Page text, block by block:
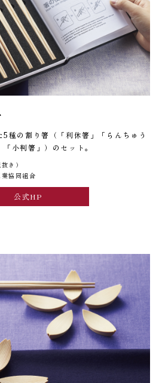
種の割り箸（「利休箸」「らんちゅう
小判箸」）のセット。
き）
協同組合
公式HP